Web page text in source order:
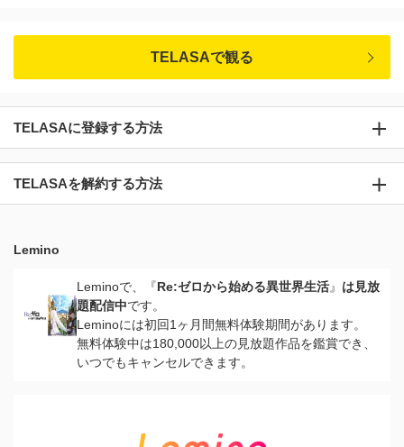
TELASAで観る
TELASAに登録する方法
TELASAを解約する方法
Lemino
Leminoで、『Re:ゼロから始める異世界生活』 は見放
題配信中です。
Leminoには初回1ヶ月間無料体験期間があります。
無料体験中は180,000以上の見放題作品を鑑賞でき、
いつでもキャンセルできます。